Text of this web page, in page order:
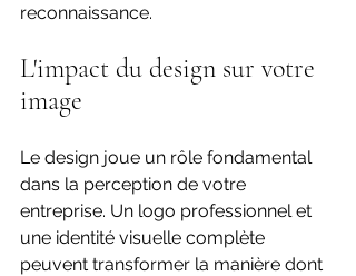
reconnaissance.
L'impact du design sur votre
image
Le design joue un rôle fondamental
dans la perception de votre
entreprise. Un logo professionnel et
une identité visuelle complète
peuvent transformer la manière dont